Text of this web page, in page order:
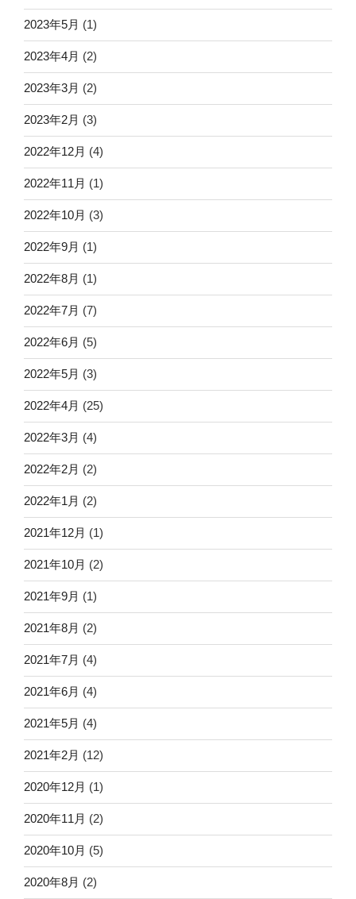
2023年5月 (1)
2023年4月 (2)
2023年3月 (2)
2023年2月 (3)
2022年12月 (4)
2022年11月 (1)
2022年10月 (3)
2022年9月 (1)
2022年8月 (1)
2022年7月 (7)
2022年6月 (5)
2022年5月 (3)
2022年4月 (25)
2022年3月 (4)
2022年2月 (2)
2022年1月 (2)
2021年12月 (1)
2021年10月 (2)
2021年9月 (1)
2021年8月 (2)
2021年7月 (4)
2021年6月 (4)
2021年5月 (4)
2021年2月 (12)
2020年12月 (1)
2020年11月 (2)
2020年10月 (5)
2020年8月 (2)